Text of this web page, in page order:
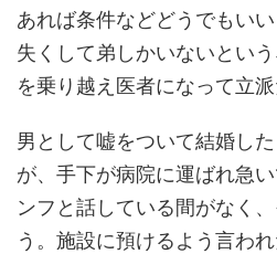
あれば条件などどうでもい
失くして弟しかいないとい
を乗り越え医者になって立
男として嘘をついて結婚し
が、手下が病院に運ばれ急
ンフと話している間がなく
う。施設に預けるよう言わ